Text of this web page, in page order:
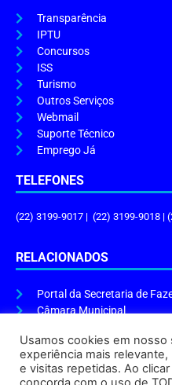
Transparência
IPTU
Concursos
ISS
Turismo
Outros Serviços
Webmail
Suporte Técnico
Emprego Já
TELEFONES
(22) 3199-9017 | (22) 3199-9018 |
RELACIONADOS
Portal da Secretaria de
Câmara Municipal
ENDEREÇO E HORÁRIO
Usamos cookies em nosso
experiência mais
e visitas repetidas. Ao